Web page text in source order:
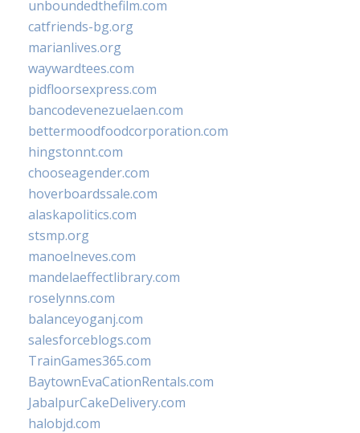
unboundedthefilm.com
catfriends-bg.org
marianlives.org
waywardtees.com
pidfloorsexpress.com
bancodevenezuelaen.com
bettermoodfoodcorporation.com
hingstonnt.com
chooseagender.com
hoverboardssale.com
alaskapolitics.com
stsmp.org
manoelneves.com
mandelaeffectlibrary.com
roselynns.com
balanceyoganj.com
salesforceblogs.com
TrainGames365.com
BaytownEvaCationRentals.com
JabalpurCakeDelivery.com
halobjd.com